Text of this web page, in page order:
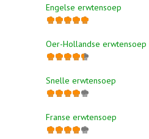
Engelse erwtensoep
Oer-Hollandse erwtensoep
Snelle erwtensoep
Franse erwtensoep